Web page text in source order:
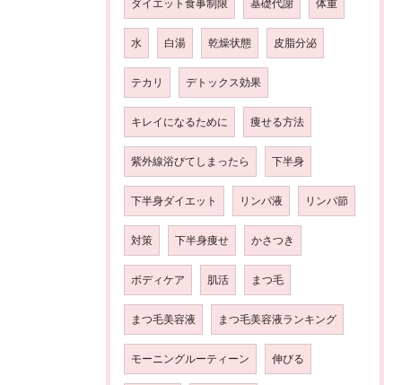
ダイエット食事制限 基礎代謝 体重
水 白湯 乾燥状態 皮脂分泌
テカリ デトックス効果
キレイになるために 痩せる方法
紫外線浴びてしまったら 下半身
下半身ダイエット リンパ液 リンパ節
対策 下半身痩せ かさつき
ボディケア 肌活 まつ毛
まつ毛美容液 まつ毛美容液ランキング
モーニングルーティーン 伸びる